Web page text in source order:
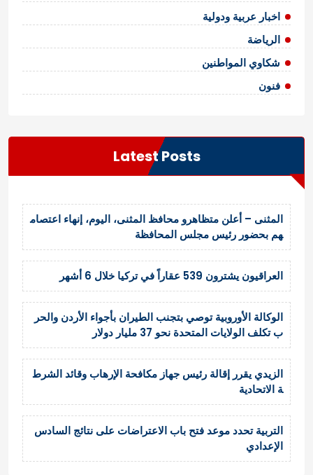
اخبار عربية ودولية
الرياضة
شكاوي المواطنين
فنون
Latest Posts
المثنى – أعلن متظاهرو محافظ المثنى، اليوم، إنهاء اعتصام
هم بحضور رئيس مجلس المحافظة
العراقيون يشترون 539 عقاراً في تركيا خلال 6 أشهر
الوكالة الأوروبية توصي بتجنب الطيران بأجواء الأردن والحر
ب تكلف الولايات المتحدة نحو 37 مليار دولار
الزيدي يقرر إقالة رئيس جهاز مكافحة الإرهاب وقائد الشرط
ة الاتحادية
التربية تحدد موعد فتح باب الاعتراضات على نتائج السادس
الإعدادي